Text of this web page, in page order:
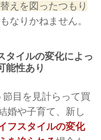
えを図ったつもり
なりかねません。
タイルの変化によっ
能性あり
目を見計らって買
婚や子育て、新し
フスタイルの変化